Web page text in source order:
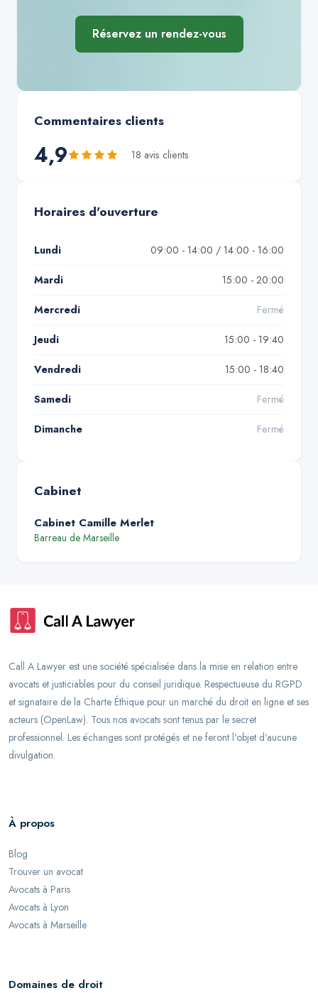
Réservez un rendez-vous
Commentaires clients
4,9 18 avis clients
Horaires d'ouverture
Lundi 09:00 - 14:00 / 14:00 - 16:00
Mardi 15:00 - 20:00
Mercredi Fermé
Jeudi 15:00 - 19:40
Vendredi 15:00 - 18:40
Samedi Fermé
Dimanche Fermé
Cabinet
Cabinet Camille Merlet
Barreau de Marseille
Call A Lawyer est une société spécialisée dans la mise en relation entre
avocats et justiciables pour du conseil juridique. Respectueuse du RGPD
et signataire de la Charte Éthique pour un marché du droit en ligne et ses
acteurs (OpenLaw). Tous nos avocats sont tenus par le secret
professionnel. Les échanges sont protégés et ne feront l'objet d'aucune
divulgation.
À propos
Blog
Trouver un avocat
Avocats à Paris
Avocats à Lyon
Avocats à Marseille
Domaines de droit